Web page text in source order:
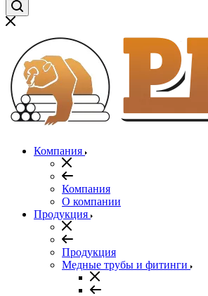
Компания
Компания
О компании
Продукция
Продукция
Медные трубы и фитинги